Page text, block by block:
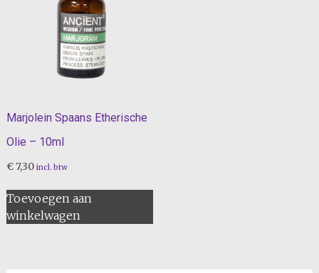
Marjolein Spaans Etherische
Olie – 10ml
€7,30 incl. btw
Toevoegen aan
winkelwagen